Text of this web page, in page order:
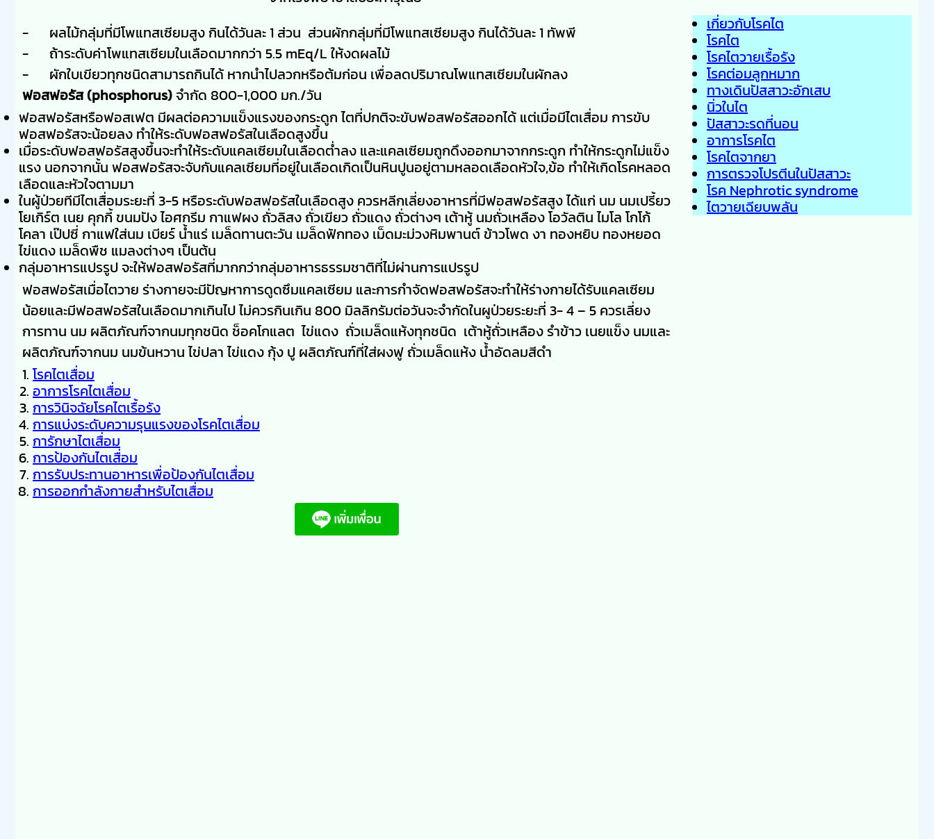
- ผลไม้กลุ่มที่มีโพแทสเซียมสูง กินได้วันละ 1 ส่วน ส่วนผักกลุ่มที่มีโพแทสเซียมสูง กินได้วันละ 1 ทัพพี
- ถ้าระดับค่าโพแทสเซียมในเลือดมากกว่า 5.5 mEq/L ให้งดผลไม้
- ผักใบเขียวทุกชนิดสามารถกินได้ หากนำไปลวกหรือต้มก่อน เพื่อลดปริมาณโพแทสเซียมในผักลง
ฟอสฟอรัส (phosphorus) จำกัด 800-1,000 มก./วัน
ฟอสฟอรัสหรือฟอสเฟต มีผลต่อความแข็งแรงของกระดูก ไตที่ปกติจะขับฟอสฟอรัสออกได้ แต่เมื่อมีไตเสื่อม การขับ
ฟอสฟอรัสจะน้อยลง ทำให้ระดับฟอสฟอรัสในเลือดสูงขึ้น
เมื่อระดับฟอสฟอรัสสูงขึ้นจะทำให้ระดับแคลเซียมในเลือดต่ำลง และแคลเซียมถูกดึงออกมาจากกระดูก ทำให้กระดูกไม่แข็ง
แรง นอกจากนั้น ฟอสฟอรัสจะจับกับแคลเซียมที่อยู่ในเลือดเกิดเป็นหินปูนอยู่ตามหลอดเลือดหัวใจ,ข้อ ทำให้เกิดโรคหลอด
เลือดและหัวใจตามมา
ในผู้ป่วยทีมีไตเสื่อมระยะที่ 3-5 หรือระดับฟอสฟอรัสในเลือดสูง ควรหลีกเลี่ยงอาหารที่มีฟอสฟอรัสสูง ได้แก่ นม นมเปรี้ยว
โยเกิร์ต เนย คุกกี้ ขนมปัง ไอศกรีม กาแฟผง ถั่วลิสง ถั่วเขียว ถั่วแดง ถั่วต่างๆ เต้าหู้ นมถั่วเหลือง โอวัลติน ไมโล โกโก้
โคลา เป๊ปซี่ กาแฟใส่นม เบียร์ น้ำแร่ เมล็ดทานตะวัน เมล็ดฟักทอง เม็ดมะม่วงหิมพานต์ ข้าวโพด งา ทองหยิบ ทองหยอด
ไข่แดง เมล็ดพืช แมลงต่างๆ เป็นต้น
กลุ่มอาหารแปรรูป จะให้ฟอสฟอรัสที่มากกว่ากลุ่มอาหารธรรมชาติที่ไม่ผ่านการแปรรูป
ฟอสฟอรัสเมื่อไตวาย ร่างกายจะมีปัญหาการดูดซึมแคลเซียม และการกำจัดฟอสฟอรัสจะทำให้ร่างกายได้รับแคลเซียม
น้อยและมีฟอสฟอรัสในเลือดมากเกินไป ไม่ควรกินเกิน 800 มิลลิกรัมต่อวันจะจำกัดในผูป่วยระยะที่ 3- 4 – 5 ควรเลี่ยง
การทาน นม ผลิตภัณฑ์จากนมทุกชนิด ช็อคโกแลต ไข่แดง ถั่วเมล็ดแห้งทุกชนิด เต้าหู้ถั่วเหลือง รำข้าว เนยแข็ง นมและ
ผลิตภัณฑ์จากนม นมข้นหวาน ไข่ปลา ไข่แดง กุ้ง ปู ผลิตภัณฑ์ที่ใส่ผงฟู ถั่วเมล็ดแห้ง น้ำอัดลมสีดำ
โรคไตเสื่อม
อาการโรคไตเสื่อม
การวินิจฉัยโรคไตเรื้อรัง
การแบ่งระดับความรุนแรงของโรคไตเสื่อม
การักษาไตเสื่อม
การป้องกันไตเสื่อม
การรับประทานอาหารเพื่อป้องกันไตเสื่อม
การออกกำลังกายสำหรับไตเสื่อม
เกี่ยวกับโรคไต
โรคไต
โรคไตวายเรื้อรัง
โรคต่อมลูกหมาก
ทางเดินปัสสาวะอักเสบ
นิ่วในไต
ปัสสาวะรดที่นอน
อาการโรคไต
โรคไตจากยา
การตรวจโปรตีนในปัสสาวะ
โรค Nephrotic syndrome
ไตวายเฉียบพลัน